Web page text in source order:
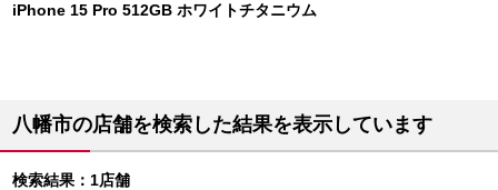
iPhone 15 Pro 512GB ホワイトチタニウム
八幡市の店舗を検索した結果を表示しています
検索結果：1店舗